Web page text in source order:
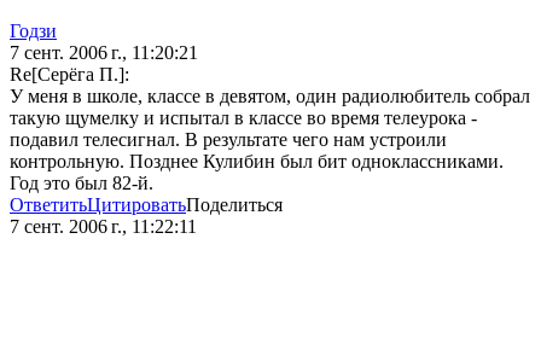
Годзи
7 сент. 2006 г., 11:20:21
Re[Серёга П.]:
У меня в школе, классе в девятом, один радиолюбитель собрал
такую щумелку и испытал в классе во время телеурока -
подавил телесигнал. В результате чего нам устроили
контрольную. Позднее Кулибин был бит одноклассниками.
Год это был 82-й.
ОтветитьЦитироватьПоделиться
7 сент. 2006 г., 11:22:11